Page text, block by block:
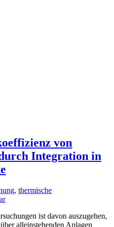
von
Integration in
, thermische
ist davon auszugehen,
alleinstehenden Anlagen